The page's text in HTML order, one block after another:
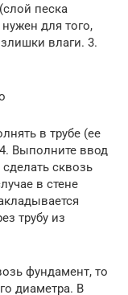
песка
для того,
влаги. 3.
в трубе (ее
Выполните ввод
сквозь
в стене
трубу из
фундамент, то
диаметра. В